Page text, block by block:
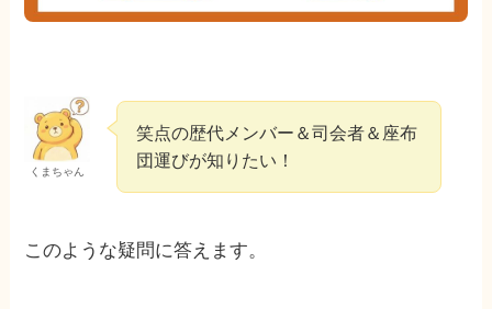
くまちゃん
笑点の歴代メンバー＆司会者＆座布
団運びが知りたい！
このような疑問に答えます。